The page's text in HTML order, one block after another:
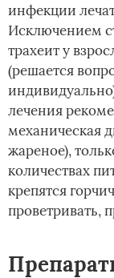
инфекции
Исключением
трахеит у
(решается
лечения
механическая
жареное),
количествах
крепятся
проветривать,